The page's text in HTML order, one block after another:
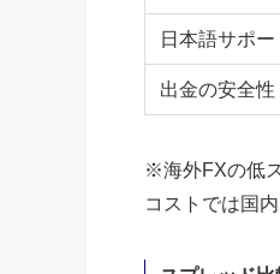
日本語サポー
出金の安全性
※海外FXの低
コストでは国